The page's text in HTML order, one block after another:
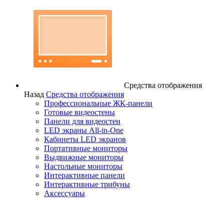
Средства отображения
Назад Средства отображения
Профессиональные ЖК-панели
Готовые видеостены
Панели для видеостен
LED экраны All-in-One
Кабинеты LED экранов
Портативные мониторы
Выдвижные мониторы
Настольные мониторы
Интерактивные панели
Интерактивные трибуны
Аксессуары